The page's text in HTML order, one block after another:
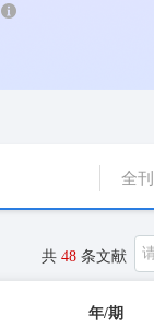
共 48 条文献
年/期